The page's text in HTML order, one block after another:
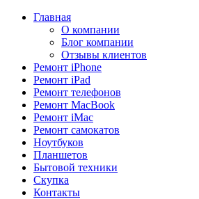
Главная
О компании
Блог компании
Отзывы клиентов
Ремонт iPhone
Ремонт iPad
Ремонт телефонов
Ремонт MacBook
Ремонт iMac
Ремонт самокатов
Ноутбуков
Планшетов
Бытовой техники
Скупка
Контакты